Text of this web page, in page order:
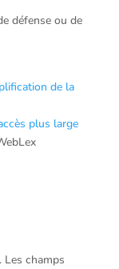
défense ou de
de la
plus large
Les champs